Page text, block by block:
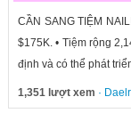
CẦN SANG TIỆM
$175K. • Tiệm rộng
định và có thể phát
1,351 lượt xem ·